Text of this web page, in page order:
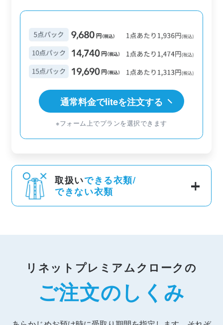
通常料金でliteを注文する
※フォーム上でプランを選択できます
取扱いできる衣類/
できない衣類
リネットプレミアムクロークの
ご注文のしくみ